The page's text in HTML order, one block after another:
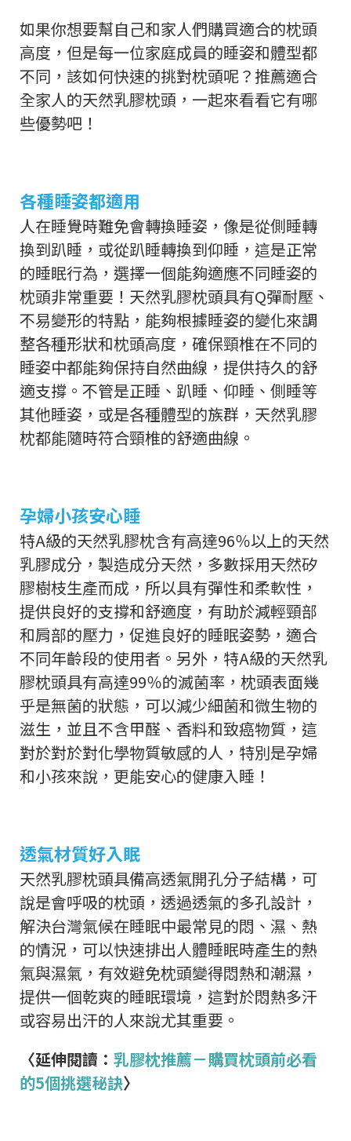
如果你想要幫自己和家人們購買適合的枕頭
高度，但是每一位家庭成員的睡姿和體型都
不同，該如何快速的挑對枕頭呢？推薦適合
全家人的天然乳膠枕頭，一起來看看它有哪
些優勢吧！
各種睡姿都適用
人在睡覺時難免會轉換睡姿，像是從側睡轉
換到趴睡，或從趴睡轉換到仰睡，這是正常
的睡眠行為，選擇一個能夠適應不同睡姿的
枕頭非常重要！天然乳膠枕頭具有Q彈耐壓、
不易變形的特點，能夠根據睡姿的變化來調
整各種形狀和枕頭高度，確保頸椎在不同的
睡姿中都能夠保持自然曲線，提供持久的舒
適支撐。不管是正睡、趴睡、仰睡、側睡等
其他睡姿，或是各種體型的族群，天然乳膠
枕都能隨時符合頸椎的舒適曲線。
孕婦小孩安心睡
特A級的天然乳膠枕含有高達96％以上的天然
乳膠成分，製造成分天然，多數採用天然矽
膠樹枝生產而成，所以具有彈性和柔軟性，
提供良好的支撐和舒適度，有助於減輕頸部
和肩部的壓力，促進良好的睡眠姿勢，適合
不同年齡段的使用者。另外，特A級的天然乳
膠枕頭具有高達99％的滅菌率，枕頭表面幾
乎是無菌的狀態，可以減少細菌和微生物的
滋生，並且不含甲醛、香料和致癌物質，這
對於對於對化學物質敏感的人，特別是孕婦
和小孩來說，更能安心的健康入睡！
透氣材質好入眠
天然乳膠枕頭具備高透氣開孔分子結構，可
說是會呼吸的枕頭，透過透氣的多孔設計，
解決台灣氣候在睡眠中最常見的悶、濕、熱
的情況，可以快速排出人體睡眠時產生的熱
氣與濕氣，有效避免枕頭變得悶熱和潮濕，
提供一個乾爽的睡眠環境，這對於悶熱多汗
或容易出汗的人來說尤其重要。
〈延伸閱讀： 乳膠枕推薦－購買枕頭前必看
的5個挑選秘訣〉